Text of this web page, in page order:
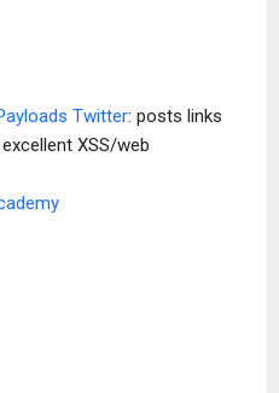
Twitter: posts links
XSS/web